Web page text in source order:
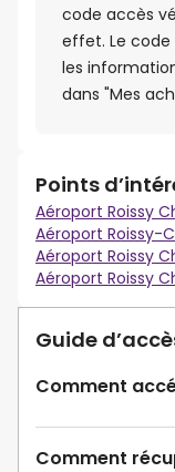
code accès
effet. Le
les
dans "Mes
Points
Aéroport Roissy
Aéroport Roissy-
Aéroport Roissy
Aéroport Roissy
Guide
Comment
Comment